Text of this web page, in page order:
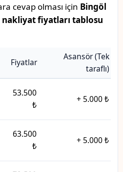
cevap olması için Bingöl
nakliyat fiyatları tablosu
Fiyatlar
Asansör (Tek
taraflı)
53.500
₺
+ 5.000 ₺
63.500
₺
+ 5.000 ₺